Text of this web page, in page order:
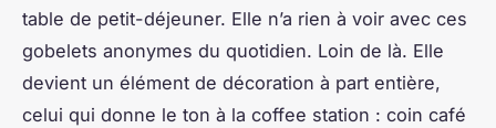
table de petit-déjeuner. Elle n’a rien à voir avec ces
gobelets anonymes du quotidien. Loin de là. Elle
devient un élément de décoration à part entière,
celui qui donne le ton à la coffee station : coin café